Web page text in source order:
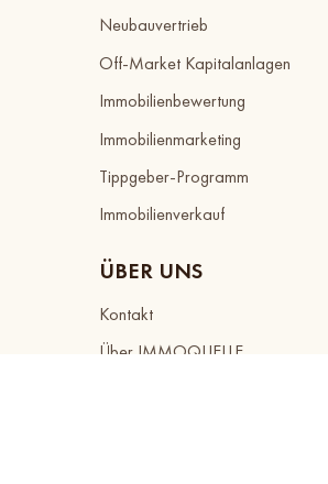
Neubauvertrieb
Off-Market Kapitalanlagen
Immobilienbewertung
Immobilienmarketing
Tippgeber-Programm
Immobilienverkauf
ÜBER UNS
Kontakt
Über IMMOQUELLE